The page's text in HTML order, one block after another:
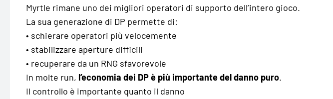
Myrtle rimane uno dei migliori operatori di supporto dell’intero gioco.
La sua generazione di DP permette di:
• schierare operatori più velocemente
• stabilizzare aperture difficili
• recuperare da un RNG sfavorevole
In molte run, l’economia dei DP è più importante del danno puro.
Il controllo è importante quanto il danno